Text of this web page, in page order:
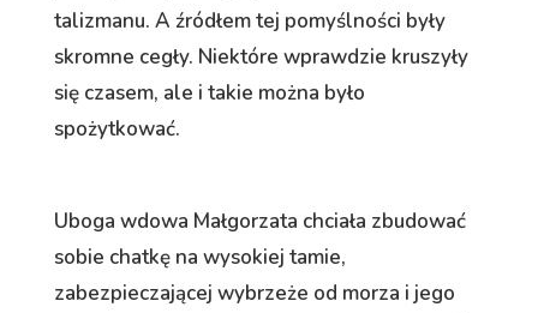
talizmanu. A źródłem tej pomyślności były
skromne cegły. Niektóre wprawdzie kruszyły
się czasem, ale i takie można było
spożytkować.
Uboga wdowa Małgorzata chciała zbudować
sobie chatkę na wysokiej tamie,
zabezpieczającej wybrzeże od morza i jego